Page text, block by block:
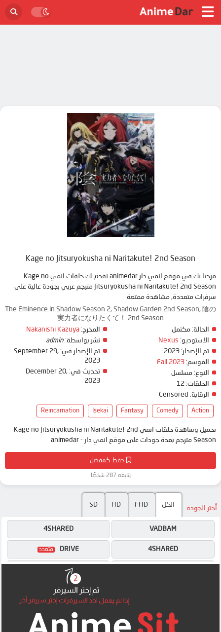
حفظ كمفضل
يتابعه 287 شخصًا
Kage no Jitsuryokusha ni Naritakute! 2nd Season
مرحبا بك في موقع انمي دار animedar نقدم لك حلقات انمي Kage no
Jitsuryokusha ni Naritakute! 2nd Season مترجم عربي بجودة عالية على
سرفرات متعددة, مشاهدة ممتعة
The Eminence in Shadow Season 2, Shadow Garden 2nd Season, 陰の
実力者になりたくて！ 2nd Season
الحالة: مكتمل
الاستوديو: Nexus
تم الإصدار:
الموسم: Fall 2023
النوع: مسلسل
الحلقات:
الرقابة:
المخرج: Nakanishi Kazuya
نشر بواسطة: admin
تم الإصدار في: September 29,
2023
تحديث في: December 20,
2023
Action
Comedy
Fantasy
Isekai
Reincarnation
تحميل وشاهدة حلقات انمي Kage no Jitsuryokusha ni Naritakute! 2nd
Season مترجم بعدة جودات على موقع انمي دار - animedar
أختر الجودة الكل FHD
HD
SD
VADBAM
OK
OK
4SHARED
DRIVE 4SHARED